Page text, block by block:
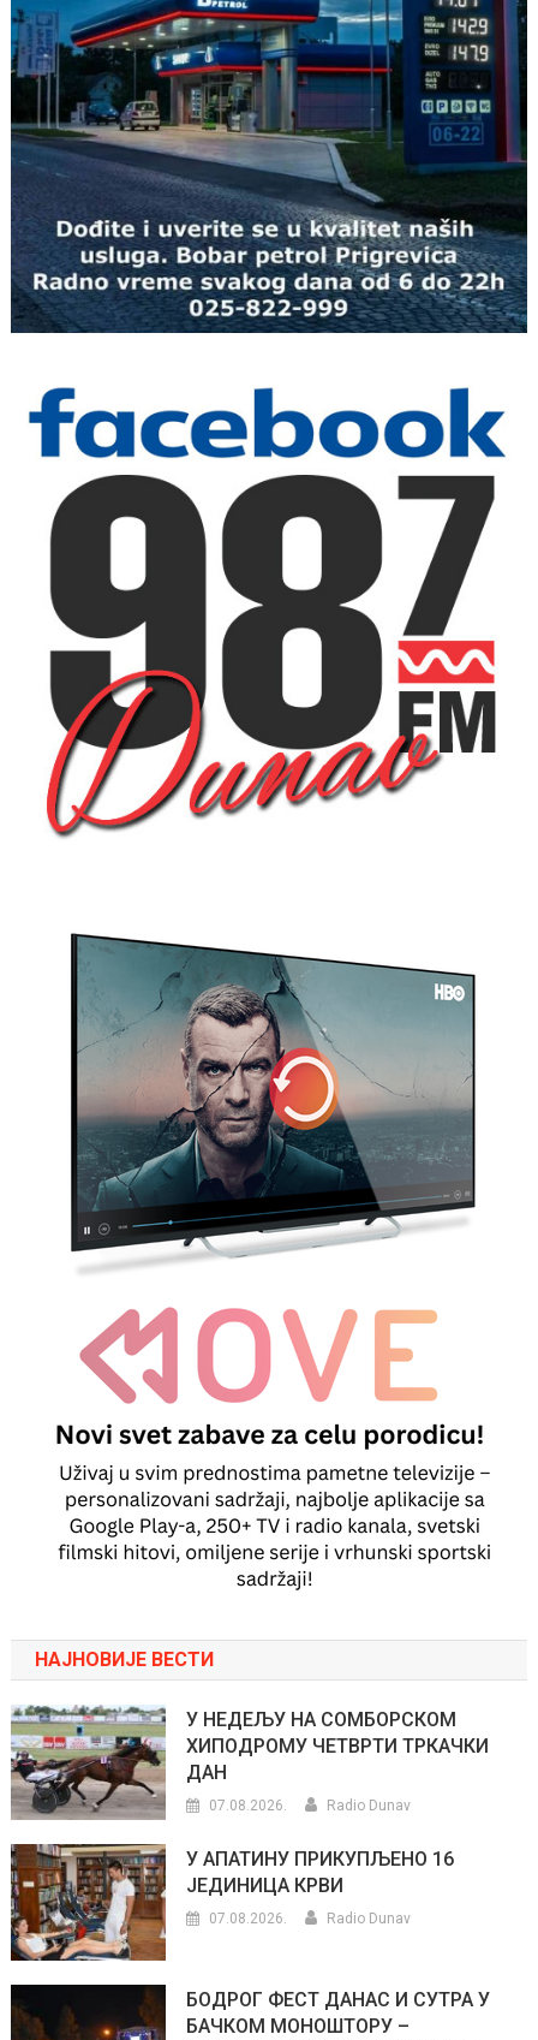
НАЈНОВИЈЕ ВЕСТИ
У НЕДЕЉУ НА СОМБОРСКОМ
ХИПОДРОМУ ЧЕТВРТИ ТРКАЧКИ
ДАН
07.08.2026. Radio Dunav
У АПАТИНУ ПРИКУПЉЕНО 16
ЈЕДИНИЦА КРВИ
07.08.2026. Radio Dunav
БОДРОГ ФЕСТ ДАНАС И СУТРА У
БАЧКОМ МОНОШТОРУ –